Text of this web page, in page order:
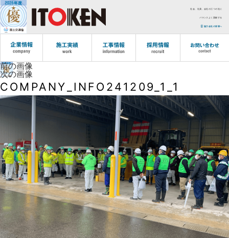
社会、社員、会社の三つの社に
バランスよく貢献する
協力会社の皆様へ
前の画像
次の画像
COMPANY_INFO241209_1_1